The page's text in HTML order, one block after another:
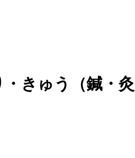
きゅう（鍼・